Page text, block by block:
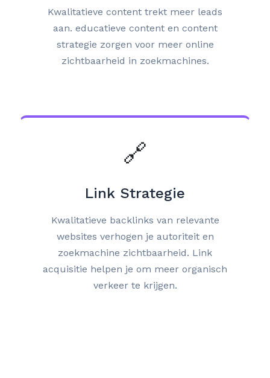
Kwalitatieve content trekt meer leads
aan. educatieve content en content
strategie zorgen voor meer online
zichtbaarheid in zoekmachines.
🔗
Link Strategie
Kwalitatieve backlinks van relevante
websites verhogen je autoriteit en
zoekmachine zichtbaarheid. Link
acquisitie helpen je om meer organisch
verkeer te krijgen.